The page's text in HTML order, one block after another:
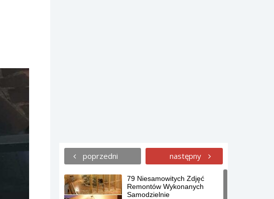
poprzedni następny
79 Niesamowitych Zdjęć
Remontów Wykonanych
Samodzielnie